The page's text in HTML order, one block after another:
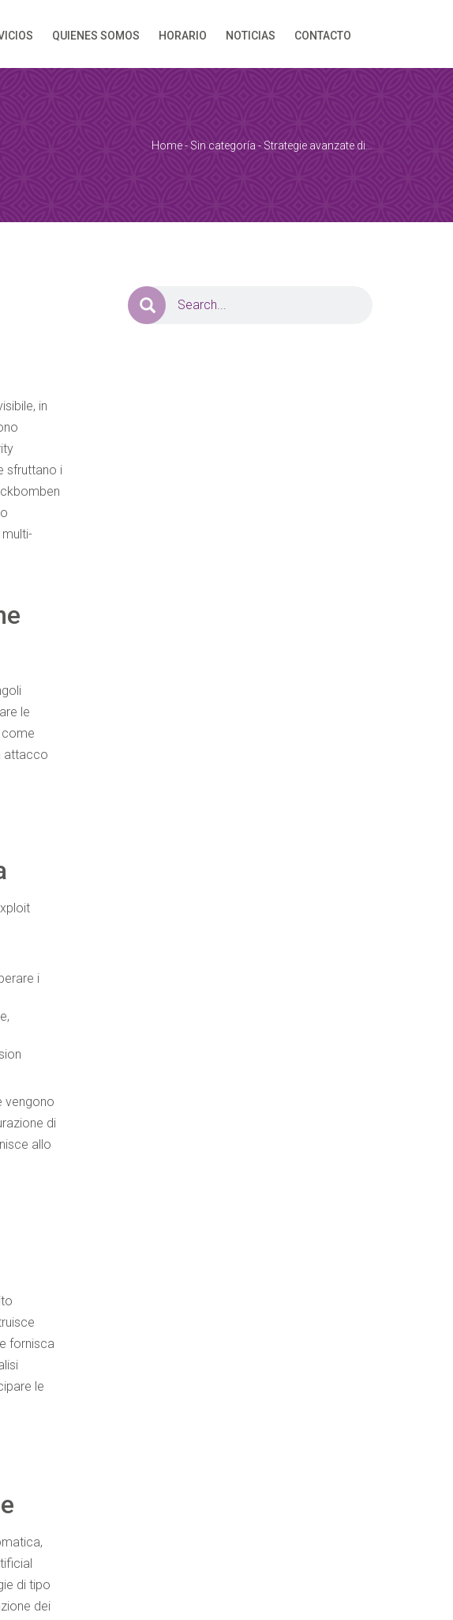
QUIENES SOMOS HORARIO NOTICIAS CONTACTO
Home- Sin categoría - Strategie avanzate di…
in
sfruttano i
le
come
attacco
i
vengono
di
allo
fornisca
le
di tipo
dei